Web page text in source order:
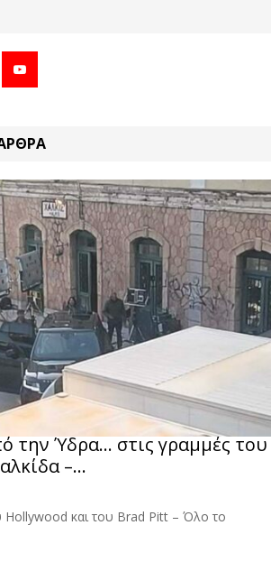
την Ύδρα… στις γραμμές του
–...
Hollywood και του Brad Pitt – Όλο το